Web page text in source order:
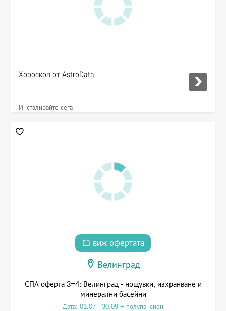
Хороскоп от AstroData
Инсталирайте сега
виж офертата
Велинград
СПА оферта 3=4: Велинград - нощувки, изхранване и
минерални басейни
Дата: 01.07 - 30.09 + полупансион